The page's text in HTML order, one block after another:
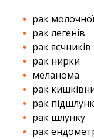
рак
рак легенів
рак яєчників
рак нирки
меланома
рак
рак
рак шлунку
рак